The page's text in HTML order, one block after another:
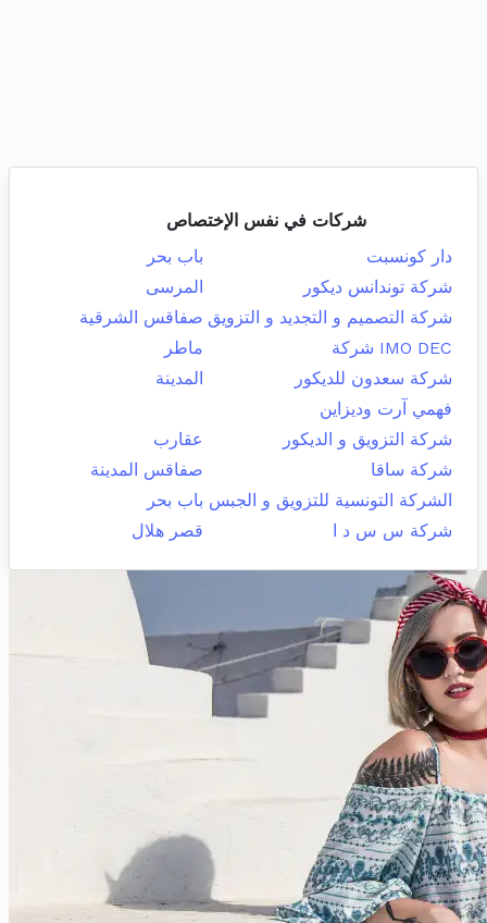
شركات في نفس الإختصاص
دار كونسبت
باب بحر
شركة توندانس ديكور
المرسى
شركة التصميم و التجديد و التزويق صفاقس الشرقية
IMO DEC شركة
ماطر
شركة سعدون للديكور
المدينة
فهمي آرت وديزاين
شركة التزويق و الديكور
عقارب
شركة ساقا
صفاقس المدينة
الشركة التونسية للتزويق و الجبس باب بحر
شركة س س د ا
قصر هلال